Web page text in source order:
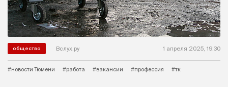
общество Вслух.ру 1 апреля 2025, 19:30
#новости Тюмени #работа #вакансии #профессия #тк